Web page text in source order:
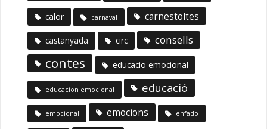
calor carnaval carnestoltes
castanyada circ consells
contes educacio emocional
educacion emocional educació
emocional emocions enfado